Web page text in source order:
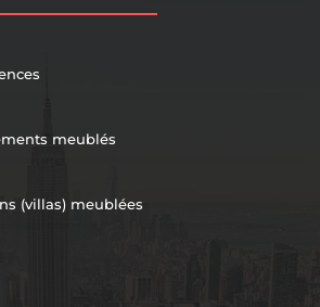
meublés
(villas) meublées